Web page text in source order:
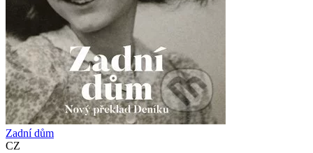
Zadní dům
CZ